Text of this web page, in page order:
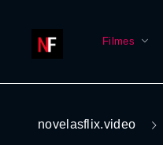
Filmes
novelasflix.video